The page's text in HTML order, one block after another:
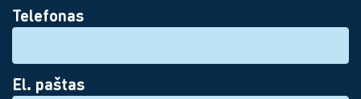
Telefonas
El. paštas